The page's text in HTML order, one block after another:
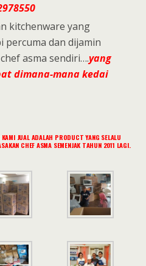
kitchenware yang
percuma dan dijamin
asma sendiri….yang
dimana-mana kedai
JUAL ADALAH PRODUCT YANG SELALU
CHEF ASMA SEMENJAK TAHUN 2011 LAGI.